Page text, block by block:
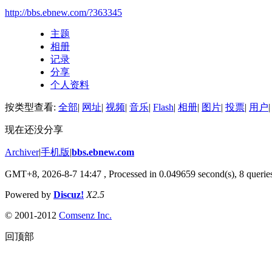
http://bbs.ebnew.com/?363345
主题
相册
记录
分享
个人资料
按类型查看: 全部| 网址| 视频| 音乐| Flash| 相册| 图片| 投票| 用户|
现在还没分享
Archiver|手机版|bbs.ebnew.com
GMT+8, 2026-8-7 14:47 , Processed in 0.049659 second(s), 8
Powered by Discuz! X2.5
© 2001-2012 Comsenz Inc.
回顶部